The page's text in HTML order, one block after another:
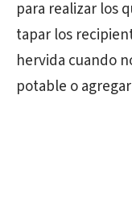
para realizar los
tapar los
hervida cuando
potable o